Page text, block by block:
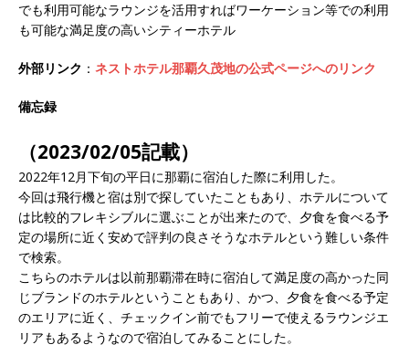
でも利用可能なラウンジを活用すればワーケーション等での利用
も可能な満足度の高いシティーホテル
外部リンク ： ネストホテル那覇久茂地の公式ページへのリンク
備忘録
（2023/02/05記載）
2022年12月下旬の平日に那覇に宿泊した際に利用した。
今回は飛行機と宿は別で探していたこともあり、ホテルについて
は比較的フレキシブルに選ぶことが出来たので、夕食を食べる予
定の場所に近く安めで評判の良さそうなホテルという難しい条件
で検索。
こちらのホテルは以前那覇滞在時に宿泊して満足度の高かった同
じブランドのホテルということもあり、かつ、夕食を食べる予定
のエリアに近く、チェックイン前でもフリーで使えるラウンジエ
リアもあるようなので宿泊してみることにした。